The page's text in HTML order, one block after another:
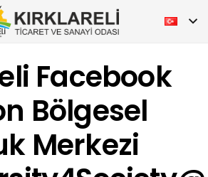
Facebook
Bölgesel
Merkezi